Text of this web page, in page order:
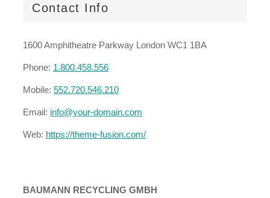
Contact Info
1600 Amphitheatre Parkway London WC1 1BA
Phone: 1.800.458.556
Mobile: 552.720.546.210
Email: info@your-domain.com
Web: https://theme-fusion.com/
BAUMANN RECYCLING GMBH